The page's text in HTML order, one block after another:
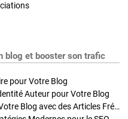
blog et booster son trafic
pour Votre Blog
Auteur pour Votre Blog
Stratégies de Publication : Boostez Votre Blog avec des Articles Fréquents et Exclusifs